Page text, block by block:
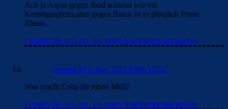
Ach ja Aspas gegen Real schiesst wie ein
Kreisligaspieler,aber gegen Barca ist er plötzlich Prime
Zlatan..
Loggen Sie sich ein, um einen Kommentar abzugeben
Ronald.33 4. Mai 2025 Beim 15:52
Was macht Celta für einen Müll?
Loggen Sie sich ein, um einen Kommentar abzugeben